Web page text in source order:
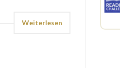
Weiterlesen